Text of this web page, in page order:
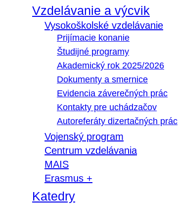
Vzdelávanie a výcvik
Vysokoškolské vzdelávanie
Prijímacie konanie
Študijné programy
Akademický rok 2025/2026
Dokumenty a smernice
Evidencia záverečných prác
Kontakty pre uchádzačov
Autoreferáty dizertačných prác
Vojenský program
Centrum vzdelávania
MAIS
Erasmus +
Katedry